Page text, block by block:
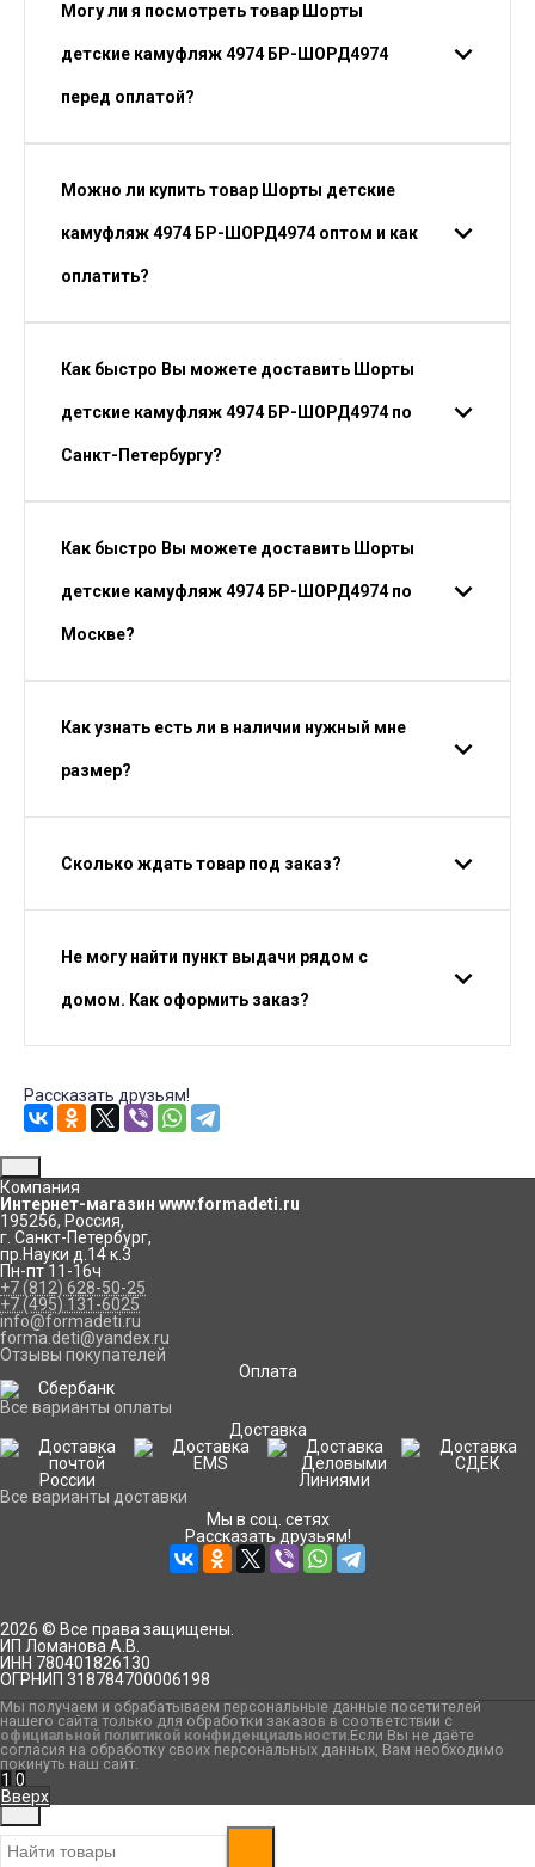
Могу ли я посмотреть товар Шорты
детские камуфляж 4974 БР-ШОРД4974
перед оплатой?
Можно ли купить товар Шорты детские
камуфляж 4974 БР-ШОРД4974 оптом и как
оплатить?
Как быстро Вы можете доставить Шорты
детские камуфляж 4974 БР-ШОРД4974 по
Санкт-Петербургу?
Как быстро Вы можете доставить Шорты
детские камуфляж 4974 БР-ШОРД4974 по
Москве?
Как узнать есть ли в наличии нужный мне
размер?
Сколько ждать товар под заказ?
Не могу найти пункт выдачи рядом с
домом. Как оформить заказ?
Рассказать друзьям!
Компания
Интернет-магазин www.formadeti.ru
195256, Россия,
г. Санкт-Петербург,
пр.Науки д.14 к.3
Пн-пт 11-16ч
+7 (812) 628-50-25
+7 (495) 131-6025
info@formadeti.ru
forma.deti@yandex.ru
Отзывы покупателей
Оплата
Все варианты оплаты
Доставка
Все варианты доставки
Мы в соц. сетях
Рассказать друзьям!
2026 © Все права защищены.
ИП Ломанова А.В.
ИНН 780401826130
ОГРНИП 318784700006198
Мы получаем и обрабатываем персональные данные посетителей
нашего сайта только для обработки заказов в соответствии с
официальной политикой конфиденциальности.Если Вы не даёте
согласия на обработку своих персональных данных, Вам необходимо
покинуть наш сайт.
1 0
Вверх